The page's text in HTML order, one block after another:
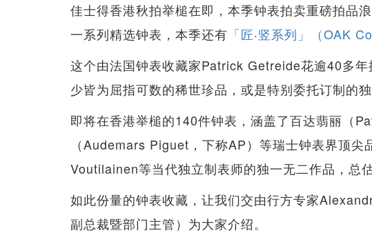
佳士得香港秋拍举槌在即，本季钟表拍卖重磅拍品
一系列精选钟表，本季还有 「匠‧竖系列」（OAK
这个由法国钟表收藏家Patrick Getreide花逾40多
少皆为屈指可数的稀世珍品，或是特别委托订制的独
即将在香港举槌的140件钟表，涵盖了百达翡丽（
（Audemars Piguet，下称AP）等瑞士钟表界顶尖
Voutilainen等当代独立制表师的独一无二作品，总
如此份量的钟表收藏，让我们交由行方专家
副总裁暨部门主管）为大家介绍。